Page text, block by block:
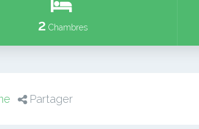
2 Chambres
Partager